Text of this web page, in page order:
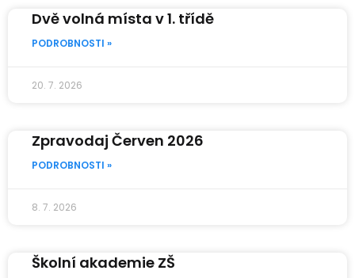
Dvě volná místa v 1. třídě
PODROBNOSTI »
20. 7. 2026
Zpravodaj Červen 2026
PODROBNOSTI »
8. 7. 2026
Školní akademie ZŠ